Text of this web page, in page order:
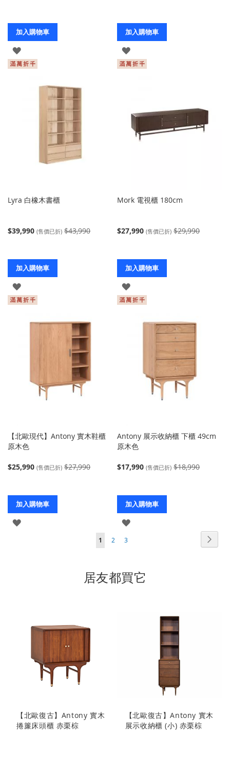
加入購物車
登
入
加入購物車
登
入
Lyra 白橡木書櫃
$39,990 (售價已折) $43,990
加入購物車
登
入
Mork 電視櫃 180cm
$27,990 (售價已折) $29,990
加入購物車
登
入
【北歐現代】Antony 實木鞋櫃
原木色
$25,990 (售價已折) $27,990
加入購物車
登
Antony 展示收納櫃 下櫃 49cm
原木色
$17,990 (售價已折) $18,990
加入購物車
登
您
前
正
1
頁
2
頁
3
居友都買它
【北歐復古】Antony 實木
捲簾床頭櫃 赤栗棕
【北歐復古】Antony 實木
展示收納櫃 (小) 赤栗棕